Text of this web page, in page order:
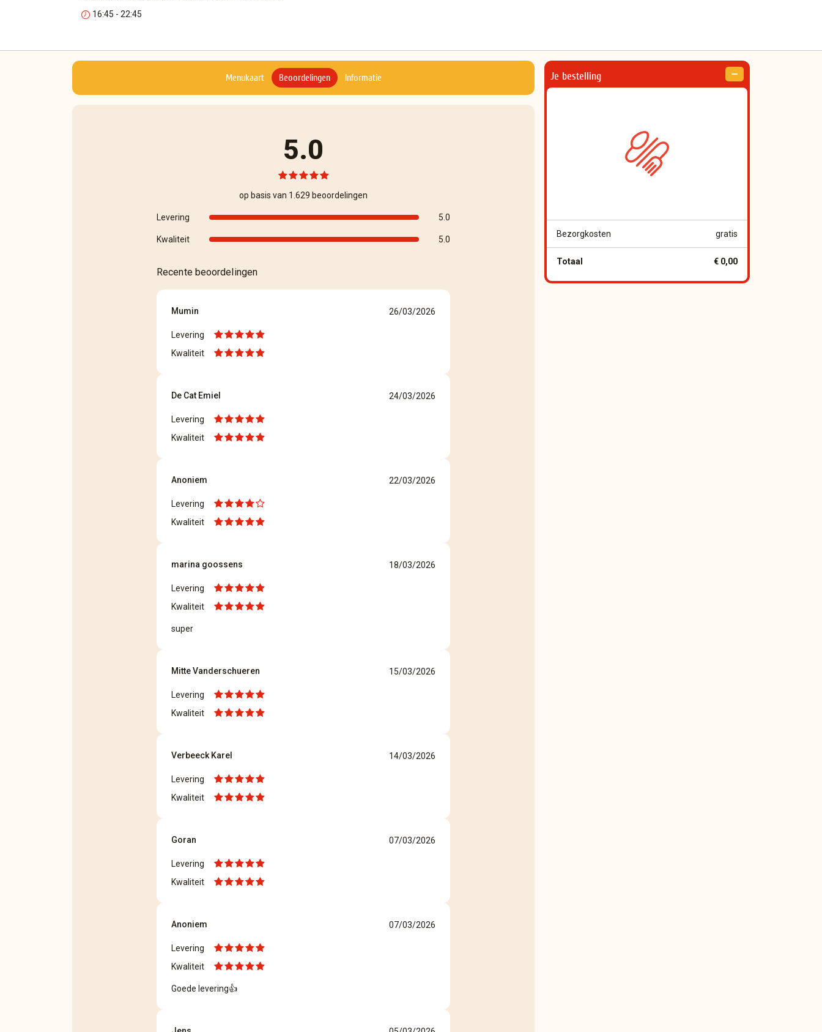
16:45 - 22:45
Je bestelling
Bezorgkosten gratis
Totaal € 0,00
Menukaart Beoordelingen Informatie
5.0
op basis van 1.629 beoordelingen
Levering 5.0
Kwaliteit 5.0
Recente beoordelingen
Mumin 26/03/2026
Levering
Kwaliteit
De Cat Emiel 24/03/2026
Levering
Kwaliteit
Anoniem 22/03/2026
Levering
Kwaliteit
marina goossens 18/03/2026
Levering
Kwaliteit
super
Mitte Vanderschueren 15/03/2026
Levering
Kwaliteit
Verbeeck Karel 14/03/2026
Levering
Kwaliteit
Goran 07/03/2026
Levering
Kwaliteit
Anoniem 07/03/2026
Levering
Kwaliteit
Goede levering👍